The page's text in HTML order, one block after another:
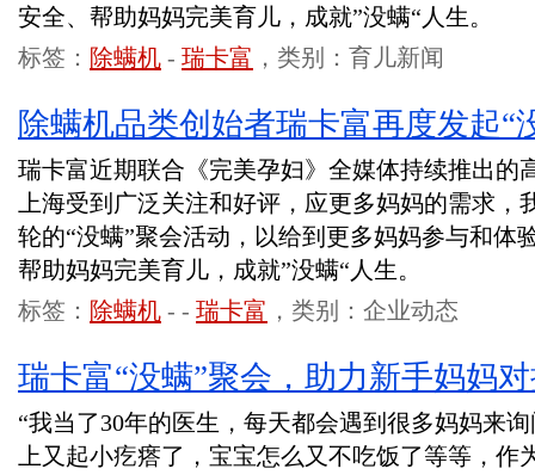
安全、帮助妈妈完美育儿，成就”没螨“人生。
标签： 除螨机 - 瑞卡富 ，类别：育儿新闻
除螨机品类创始者瑞卡富再度发起“
瑞卡富近期联合《完美孕妇》全媒体持续推出的
上海受到广泛关注和好评，应更多妈妈的需求，
轮的“没螨”聚会活动，以给到更多妈妈参与和体
帮助妈妈完美育儿，成就”没螨“人生。
标签： 除螨机 - - 瑞卡富 ，类别：企业动态
瑞卡富“没螨”聚会，助力新手妈妈
“我当了30年的医生，每天都会遇到很多妈妈来
上又起小疙瘩了，宝宝怎么又不吃饭了等等，作